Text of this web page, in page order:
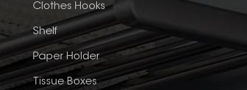
Clothes Hooks
Shelf
Paper Holder
Tissue Boxes